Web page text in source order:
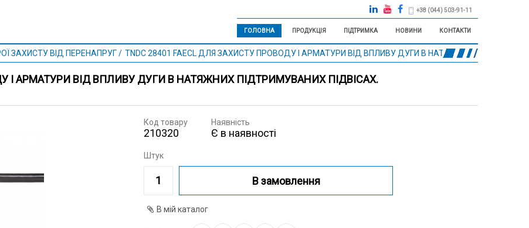
+38 (044) 503-91-11
ГОЛОВНА ПРОДУКЦІЯ ПІДТРИМКА НОВИНИ КОНТАКТИ
ЗАХИСТУ ВІД ПЕРЕНАПРУГ TNDC 28401 FAECL ДЛЯ ЗАХИСТУ ПРОВОДУ І АРМАТУРИ ВІД ВПЛИВУ ДУГИ В НАТЯЖНИХ
І АРМАТУРИ ВІД ВПЛИВУ ДУГИ В НАТЯЖНИХ ПІДТРИМУВАНИХ ПІДВІСАХ.
Код товару
210320
Наявність
Є в наявності
Штук
В замовлення
В мій каталог